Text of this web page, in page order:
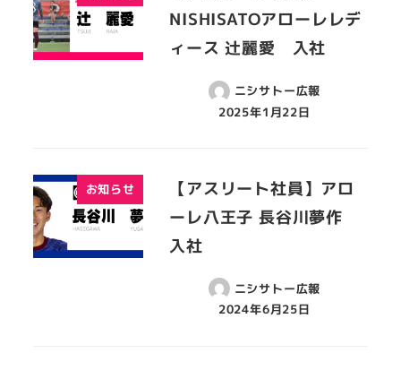
NISHISATOアローレレデ
ィース 辻麗愛 入社
ニシサトー広報
2025年1月22日
お知らせ
【アスリート社員】アロ
ーレ八王子 長谷川夢作
入社
ニシサトー広報
2024年6月25日